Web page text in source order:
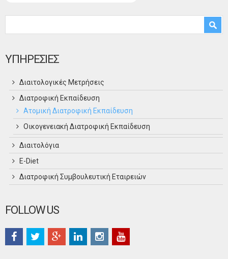
ΥΠΗΡΕΣΙΕΣ
Διαιτολογικές Μετρήσεις
Διατροφική Εκπαίδευση
Ατομική Διατροφική Εκπαίδευση
Οικογενειακή Διατροφική Εκπαίδευση
Διαιτολόγια
Ε-Diet
Διατροφική Συμβουλευτική Εταιρειών
FOLLOW US